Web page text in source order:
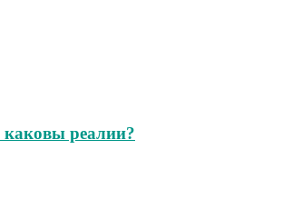
каковы реалии?